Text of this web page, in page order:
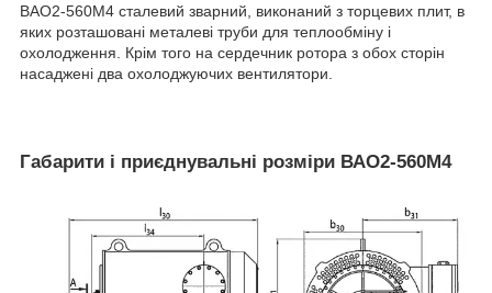
ВАО2-560М4 сталевий зварний, виконаний з торцевих плит, в
яких розташовані металеві труби для теплообміну і
охолодження. Крім того на сердечник ротора з обох сторін
насаджені два охолоджуючих вентилятори.
Габарити і приєднувальні розміри ВАО2-560М4